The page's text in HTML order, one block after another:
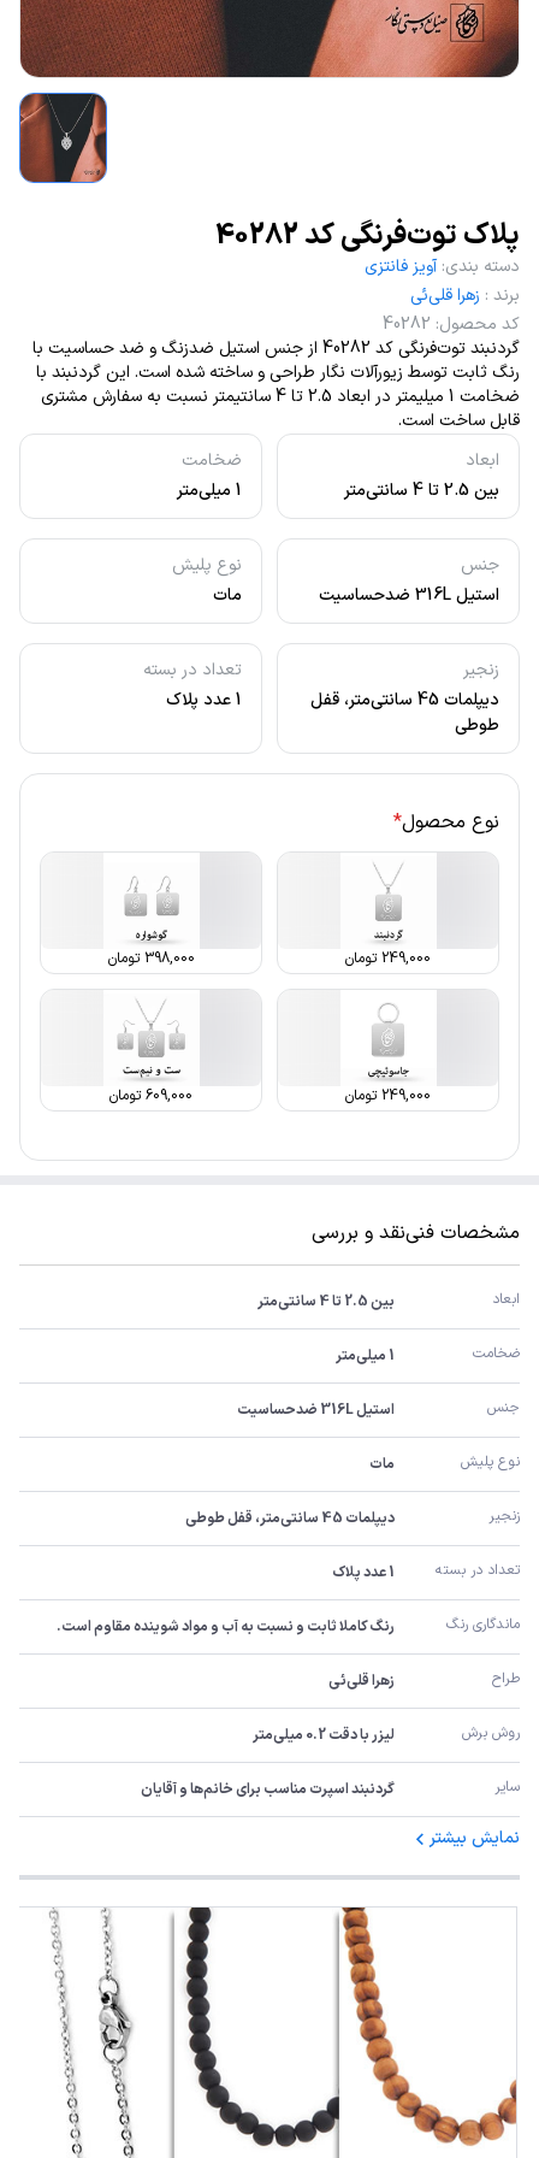
پلاک توت‌فرنگی کد 40282
ابعاد
بین 2.5 تا 4 سانتی‌متر
ضخامت
1 میلی‌متر
جنس
استیل 316L ضدحساسیت
نوع پلیش
مات
زنجیر
دیپلمات 45 سانتی‌متر، قفل
طوطی
تعداد در بسته
1 عدد پلاک
دسته بندی: آویز فانتزی
برند : زهرا قلی‌ئی
کد محصول:
40282
گردنبند توت‌فرنگی کد 40282 از جنس استیل ضدزنگ و ضد حساسیت با
رنگ ثابت توسط زیورآلات نگار طراحی و ساخته شده است. این گردنبند با
ضخامت 1 میلیمتر در ابعاد 2.5 تا 4 سانتیمتر نسبت به سفارش مشتری
قابل ساخت است.
نوع محصول*
249,000 تومان 398,000 تومان
249,000 تومان 609,000تومان
مشخصات فنینقد و بررسی
ابعاد بین 2.5 تا 4 سانتی‌متر
ضخامت 1 میلی‌متر
جنس استیل 316L ضدحساسیت
نوع پلیش مات
زنجیر دیپلمات 45 سانتی‌متر، قفل طوطی
تعداد در بسته 1 عدد پلاک
ماندگاری رنگ رنگ کاملا ثابت و نسبت به آب و مواد شوینده مقاوم است.
طراح زهرا قلی‌ئی
روش برش لیزر با دقت 0.2 میلی‌متر
سایر گردنبند اسپرت مناسب برای خانم‌ها و آقایان
نمایش بیشتر